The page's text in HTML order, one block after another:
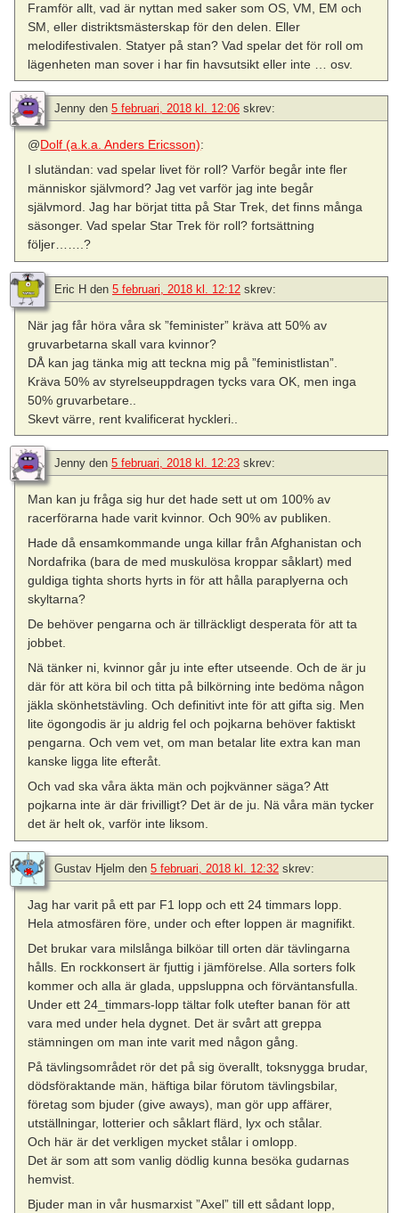
Framför allt, vad är nyttan med saker som OS, VM, EM och
SM, eller distriktsmästerskap för den delen. Eller
melodifestivalen. Statyer på stan? Vad spelar det för roll om
lägenheten man sover i har fin havsutsikt eller inte … osv.
Jenny den 5 februari, 2018 kl. 12:06 skrev:
@Dolf (a.k.a. Anders Ericsson):
I slutändan: vad spelar livet för roll? Varför begår inte fler
människor självmord? Jag vet varför jag inte begår
självmord. Jag har börjat titta på Star Trek, det finns många
säsonger. Vad spelar Star Trek för roll? fortsättning
följer…….?
Eric H den 5 februari, 2018 kl. 12:12 skrev:
När jag får höra våra sk ”feminister” kräva att 50% av
gruvarbetarna skall vara kvinnor?
DÅ kan jag tänka mig att teckna mig på ”feministlistan”.
Kräva 50% av styrelseuppdragen tycks vara OK, men inga
50% gruvarbetare..
Skevt värre, rent kvalificerat hyckleri..
Jenny den 5 februari, 2018 kl. 12:23 skrev:
Man kan ju fråga sig hur det hade sett ut om 100% av
racerförarna hade varit kvinnor. Och 90% av publiken.
Hade då ensamkommande unga killar från Afghanistan och
Nordafrika (bara de med muskulösa kroppar såklart) med
guldiga tighta shorts hyrts in för att hålla paraplyerna och
skyltarna?
De behöver pengarna och är tillräckligt desperata för att ta
jobbet.
Nä tänker ni, kvinnor går ju inte efter utseende. Och de är ju
där för att köra bil och titta på bilkörning inte bedöma någon
jäkla skönhetstävling. Och definitivt inte för att gifta sig. Men
lite ögongodis är ju aldrig fel och pojkarna behöver faktiskt
pengarna. Och vem vet, om man betalar lite extra kan man
kanske ligga lite efteråt.
Och vad ska våra äkta män och pojkvänner säga? Att
pojkarna inte är där frivilligt? Det är de ju. Nä våra män tycker
det är helt ok, varför inte liksom.
Gustav Hjelm den 5 februari, 2018 kl. 12:32 skrev:
Jag har varit på ett par F1 lopp och ett 24 timmars lopp.
Hela atmosfären före, under och efter loppen är magnifikt.
Det brukar vara milslånga bilköar till orten där tävlingarna
hålls. En rockkonsert är fjuttig i jämförelse. Alla sorters folk
kommer och alla är glada, uppsluppna och förväntansfulla.
Under ett 24_timmars-lopp tältar folk utefter banan för att
vara med under hela dygnet. Det är svårt att greppa
stämningen om man inte varit med någon gång.
På tävlingsområdet rör det på sig överallt, toksnygga brudar,
dödsföraktande män, häftiga bilar förutom tävlingsbilar,
företag som bjuder (give aways), man gör upp affärer,
utställningar, lotterier och såklart flärd, lyx och stålar.
Och här är det verkligen mycket stålar i omlopp.
Det är som att som vanlig dödlig kunna besöka gudarnas
hemvist.
Bjuder man in vår husmarxist ”Axel” till ett sådant lopp,